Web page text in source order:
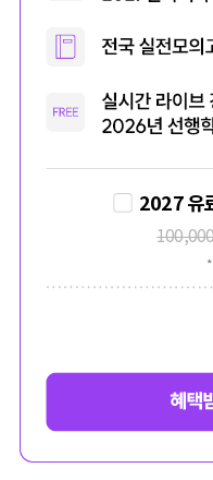
2027 유